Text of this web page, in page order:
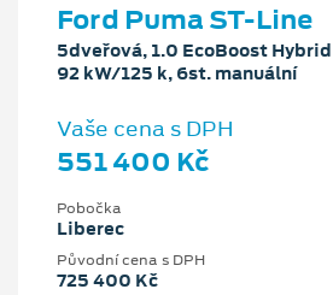
Ford Puma ST-Line
5dveřová, 1.0 EcoBoost
92 kW/125 k, 6st. manuální
Vaše cena s DPH
551 400 Kč
Pobočka
Liberec
Původní cena s DPH
725 400 Kč